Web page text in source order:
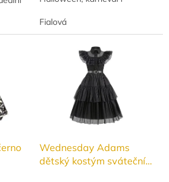
- černá a fialová.
Fialová
Wednesday Adams
dětský kostým sváteční